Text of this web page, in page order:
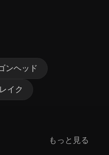
ンヘッド
イク
もっと見る